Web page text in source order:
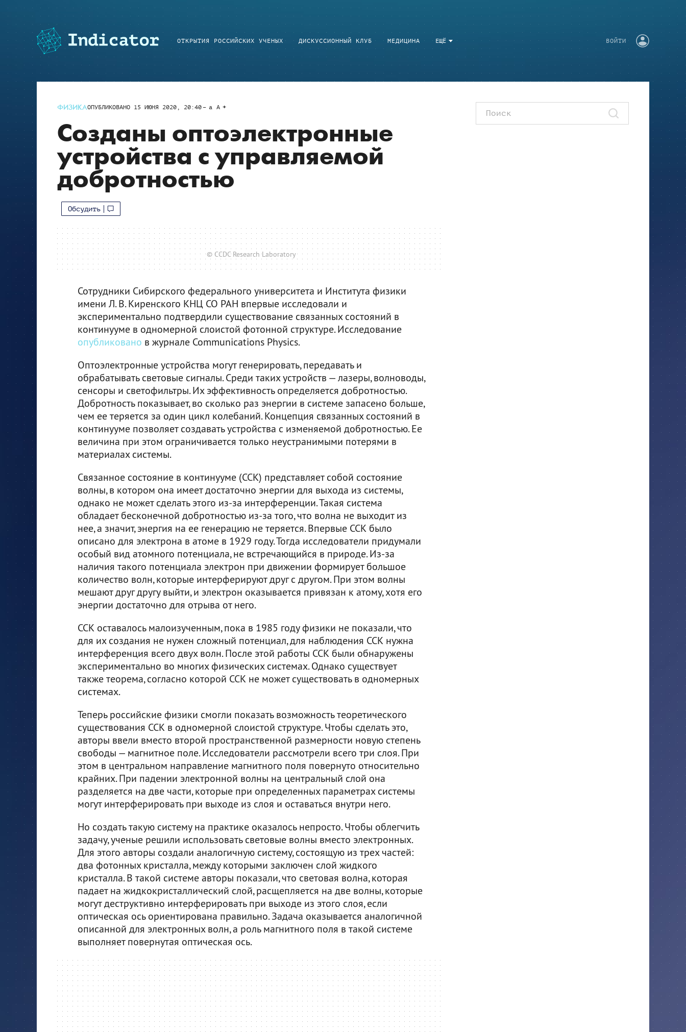
ЕЩЁ
ОТКРЫТИЯ РОССИЙСКИХ УЧЕНЫХ ДИСКУССИОННЫЙ КЛУБ МЕДИЦИНА ВОЙТИ
ФИЗИКАОПУБЛИКОВАНО 15 ИЮНЯ 2020, 20:40 a A
Созданы оптоэлектронные
устройства с управляемой
добротностью
Обсудить
© CCDC Research Laboratory
Сотрудники Сибирского федерального университета и Института физики
имени Л. В. Киренского КНЦ СО РАН впервые исследовали и
экспериментально подтвердили существование связанных состояний в
континууме в одномерной слоистой фотонной структуре. Исследование
опубликовано в журнале Communications Physics.
Оптоэлектронные устройства могут генерировать, передавать и
обрабатывать световые сигналы. Среди таких устройств — лазеры, волноводы,
сенсоры и светофильтры. Их эффективность определяется добротностью.
Добротность показывает, во сколько раз энергии в системе запасено больше,
чем ее теряется за один цикл колебаний. Концепция связанных состояний в
континууме позволяет создавать устройства с изменяемой добротностью. Ее
величина при этом ограничивается только неустранимыми потерями в
материалах системы.
Связанное состояние в континууме (ССК) представляет собой состояние
волны, в котором она имеет достаточно энергии для выхода из системы,
однако не может сделать этого из-за интерференции. Такая система
обладает бесконечной добротностью из-за того, что волна не выходит из
нее, а значит, энергия на ее генерацию не теряется. Впервые ССК было
описано для электрона в атоме в 1929 году. Тогда исследователи придумали
особый вид атомного потенциала, не встречающийся в природе. Из-за
наличия такого потенциала электрон при движении формирует большое
количество волн, которые интерферируют друг с другом. При этом волны
мешают друг другу выйти, и электрон оказывается привязан к атому, хотя его
энергии достаточно для отрыва от него.
ССК оставалось малоизученным, пока в 1985 году физики не показали, что
для их создания не нужен сложный потенциал, для наблюдения ССК нужна
интерференция всего двух волн. После этой работы ССК были обнаружены
экспериментально во многих физических системах. Однако существует
также теорема, согласно которой ССК не может существовать в одномерных
системах.
Теперь российские физики смогли показать возможность теоретического
существования ССК в одномерной слоистой структуре. Чтобы сделать это,
авторы ввели вместо второй пространственной размерности новую степень
свободы — магнитное поле. Исследователи рассмотрели всего три слоя. При
этом в центральном направление магнитного поля повернуто относительно
крайних. При падении электронной волны на центральный слой она
разделяется на две части, которые при определенных параметрах системы
могут интерферировать при выходе из слоя и оставаться внутри него.
Но создать такую систему на практике оказалось непросто. Чтобы облегчить
задачу, ученые решили использовать световые волны вместо электронных.
Для этого авторы создали аналогичную систему, состоящую из трех частей:
два фотонных кристалла, между которыми заключен слой жидкого
кристалла. В такой системе авторы показали, что световая волна, которая
падает на жидкокристаллический слой, расщепляется на две волны, которые
могут деструктивно интерферировать при выходе из этого слоя, если
оптическая ось ориентирована правильно. Задача оказывается аналогичной
описанной для электронных волн, а роль магнитного поля в такой системе
выполняет повернутая оптическая ось.